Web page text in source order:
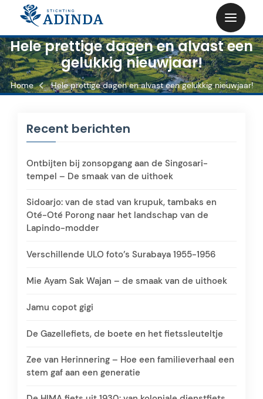
content
Hele prettige dagen en alvast een
gelukkig nieuwjaar!
Home Hele prettige dagen en alvast een gelukkig nieuwjaar!
Recent berichten
Ontbijten bij zonsopgang aan de Singosari-
tempel – De smaak van de uithoek
Sidoarjo: van de stad van krupuk, tambaks en
Oté-Oté Porong naar het landschap van de
Lapindo-modder
Verschillende ULO foto’s Surabaya 1955-1956
Mie Ayam Sak Wajan – de smaak van de uithoek
Jamu copot gigi
De Gazellefiets, de boete en het fietssleuteltje
Zee van Herinnering – Hoe een familieverhaal een
stem gaf aan een generatie